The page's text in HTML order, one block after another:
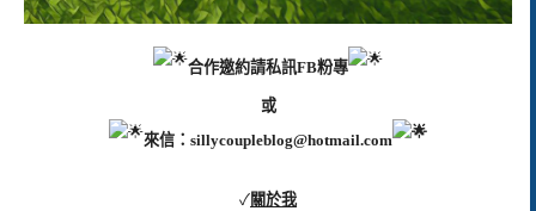
合作邀約請私訊FB粉專
或
來信： sillycoupleblog@hotmail.com
✓關於我